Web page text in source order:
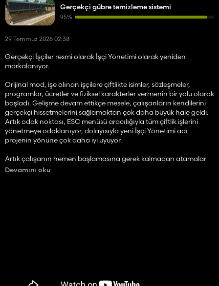
29 Temmuz 2026 02:38
Gerçekçi İşçiler resmi olarak İşçi Yönetimi olarak yeniden
markalanıyor.
Orijinal mod, işe alınan işçilere çiftlikte isimler, sözleşmeler,
programlar, ücretler ve fiziksel karakterler vermenin bir yolu olarak
başladı. Gelişme devam ettikçe mesele, çalışanların kendilerini
gerçekçi hissetmelerini sağlamaktan çok daha büyük hale geldi.
Artık odak noktası, ESC menüsü aracılığıyla tüm çiftlik işlerini
yönetmeye odaklanıyor, dolayısıyla yeni İşçi Yönetimi adı
projenin yönüne çok daha iyi uyuyor.
Artık çalışanın hemen başlamasına gerek kalmadan atamalar
oluşturabilir ve sıraya koyabilirsiniz. Görev planlandıktan sonra
Ders oyunu veya temel oyun yardımcısı
Devamını oku
Gerçekçi gübre temizleme sistemi
95%